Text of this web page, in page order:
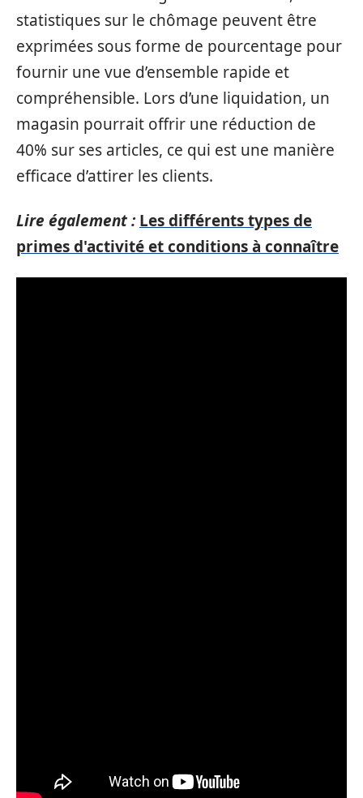
statistiques sur le chômage peuvent être
exprimées sous forme de pourcentage pour
fournir une vue d’ensemble rapide et
compréhensible. Lors d’une liquidation, un
magasin pourrait offrir une réduction de
40% sur ses articles, ce qui est une manière
efficace d’attirer les clients.
Lire également : Les différents types de
primes d'activité et conditions à connaître